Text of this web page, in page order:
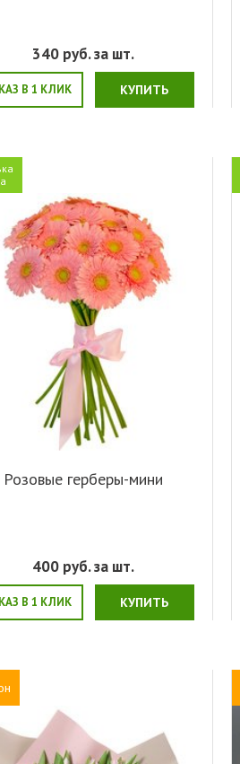
340 руб. за шт.
В 1 КЛИК КУПИТЬ
Розовые герберы-мини
400 руб. за шт.
В 1 КЛИК КУПИТЬ